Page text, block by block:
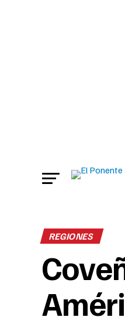
REGIONES